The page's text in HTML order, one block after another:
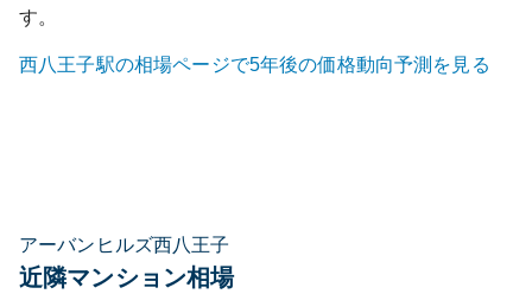
す。
西八王子駅の相場ページで5年後の価格動向予測を見る
アーバンヒルズ西八王子
近隣マンション相場